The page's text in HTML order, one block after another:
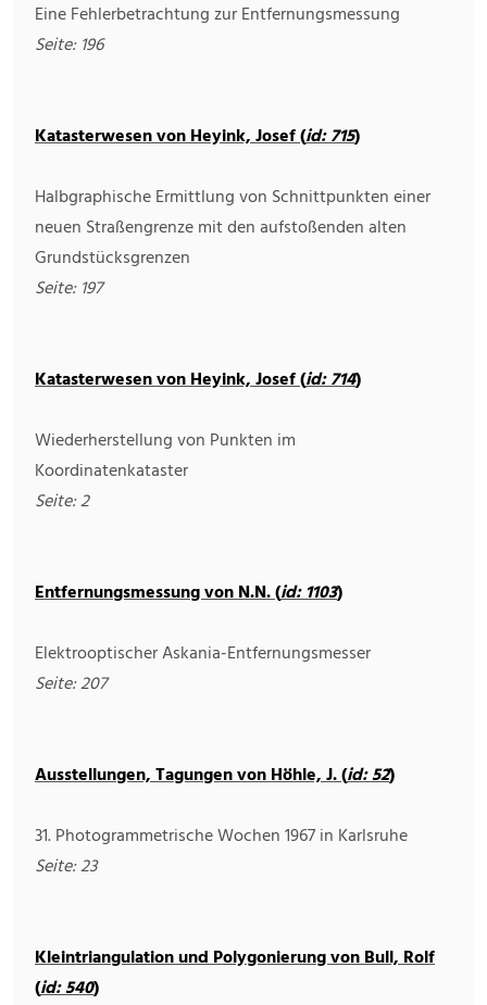
Eine Fehlerbetrachtung zur Entfernungsmessung
Seite: 196
Katasterwesen von Heyink, Josef (id: 715)
Halbgraphische Ermittlung von Schnittpunkten einer
neuen Straßengrenze mit den aufstoßenden alten
Grundstücksgrenzen
Seite: 197
Katasterwesen von Heyink, Josef (id: 714)
Wiederherstellung von Punkten im
Koordinatenkataster
Seite: 2
Entfernungsmessung von N.N. (id: 1103)
Elektrooptischer Askania-Entfernungsmesser
Seite: 207
Ausstellungen, Tagungen von Höhle, J. (id: 52)
31. Photogrammetrische Wochen 1967 in Karlsruhe
Seite: 23
Kleintriangulation und Polygonierung von Bull, Rolf
(id: 540)